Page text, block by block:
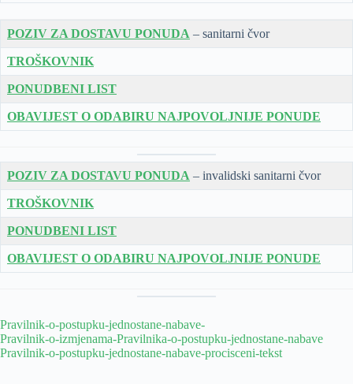
POZIV ZA DOSTAVU PONUDA – sanitarni čvor
TROŠKOVNIK
PONUDBENI LIST
OBAVIJEST O ODABIRU NAJPOVOLJNIJE PONUDE
POZIV ZA DOSTAVU PONUDA – invalidski sanitarni čvor
TROŠKOVNIK
PONUDBENI LIST
OBAVIJEST O ODABIRU NAJPOVOLJNIJE PONUDE
Pravilnik-o-postupku-jednostane-nabave-
Pravilnik-o-izmjenama-Pravilnika-o-postupku-jednostane-nabave
Pravilnik-o-postupku-jednostane-nabave-procisceni-tekst